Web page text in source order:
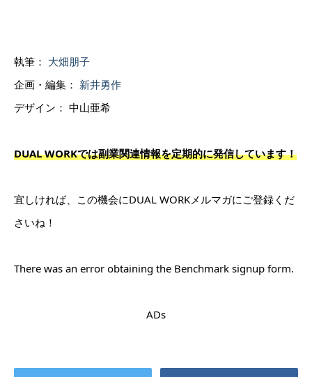
執筆： 大畑朋子
企画・編集： 新井勇作
デザイン： 中山亜希
DUAL WORKでは副業関連情報を定期的に発信しています！
宜しければ、この機会にDUAL WORKメルマガにご登録くだ
さいね！
There was an error obtaining the Benchmark signup form.
ADs